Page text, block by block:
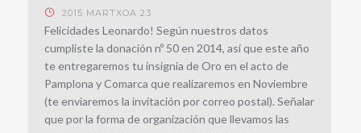
2015 MARTXOA 23
Felicidades Leonardo! Según nuestros datos
cumpliste la donación nº 50 en 2014, así que este año
te entregaremos tu insignia de Oro en el acto de
Pamplona y Comarca que realizaremos en Noviembre
(te enviaremos la invitación por correo postal). Señalar
que por la forma de organización que llevamos las